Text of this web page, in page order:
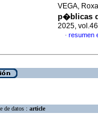
VEGA,
p�blicas
2025,
· resumen
de datos : article